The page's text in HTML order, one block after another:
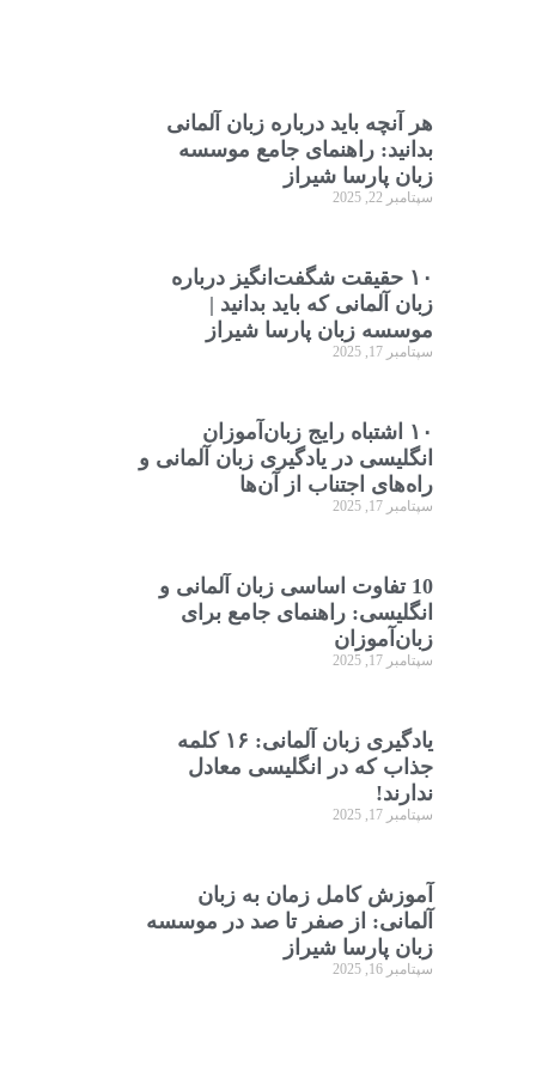
هر آنچه باید درباره زبان آلمانی
بدانید: راهنمای جامع موسسه
زبان پارسا شیراز
سپتامبر 22, 2025
۱۰ حقیقت شگفت‌انگیز درباره
زبان آلمانی که باید بدانید |
موسسه زبان پارسا شیراز
سپتامبر 17, 2025
۱۰ اشتباه رایج زبان‌آموزان
انگلیسی در یادگیری زبان آلمانی و
راه‌های اجتناب از آن‌ها
سپتامبر 17, 2025
10 تفاوت اساسی زبان آلمانی و
انگلیسی: راهنمای جامع برای
زبان‌آموزان
سپتامبر 17, 2025
یادگیری زبان آلمانی: ۱۶ کلمه
جذاب که در انگلیسی معادل
ندارند!
سپتامبر 17, 2025
آموزش کامل زمان به زبان
آلمانی: از صفر تا صد در موسسه
زبان پارسا شیراز
سپتامبر 16, 2025